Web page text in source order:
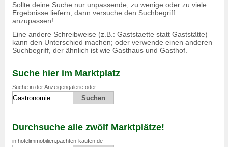
Sollte deine Suche nur unpassende, zu wenige oder zu viele
Ergebnisse liefern, dann versuche den Suchbegriff
anzupassen!
Eine andere Schreibweise (z.B.: Gaststaette statt Gaststätte)
kann den Unterschied machen; oder verwende einen anderen
Suchbegriff, der ähnlich ist wie Gasthaus und Gasthof.
Suche hier im Marktplatz
Suche in der Anzeigengalerie oder
Durchsuche alle zwölf Marktplätze!
in hotelimmobilien.pachten-kaufen.de